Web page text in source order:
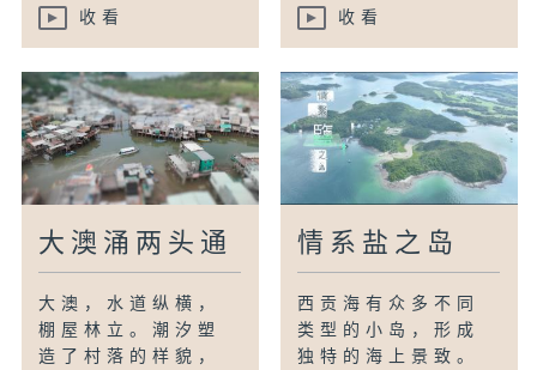
收看 收看
大澳涌两头通
大澳，水道纵横，
棚屋林立。潮汐塑
造了村落的样貌，
情系盐之岛
西贡海有众多不同
类型的小岛，形成
独特的海上景致。